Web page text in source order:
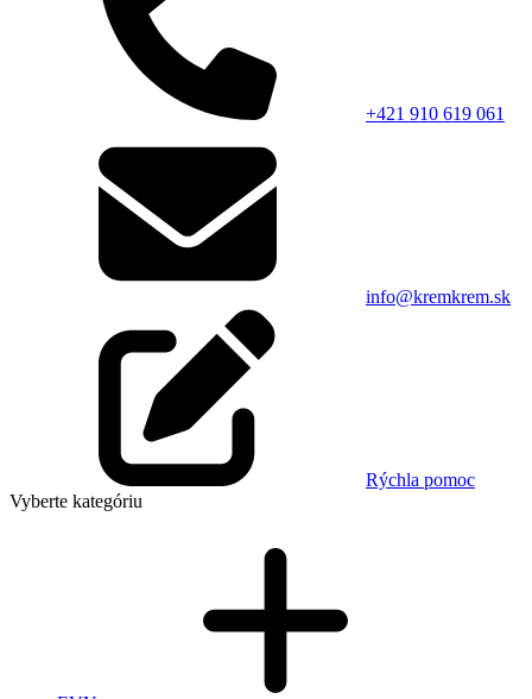
+421 910 619 061
info@kremkrem.sk
Rýchla pomoc
Vyberte kategóriu